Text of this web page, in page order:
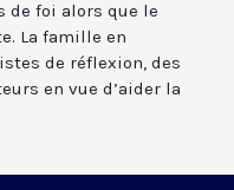
de foi alors que le
La famille en
de réflexion, des
en vue d’aider la